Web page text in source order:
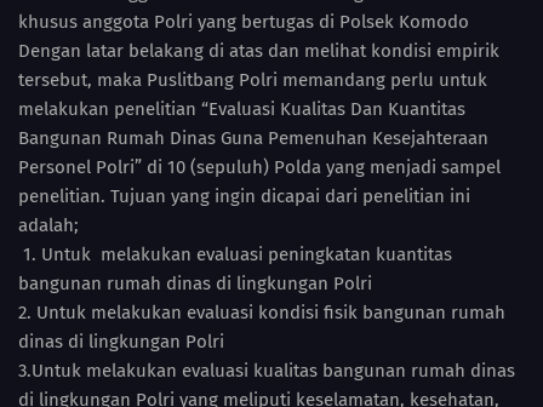
khusus anggota Polri yang bertugas di Polsek Komodo
Dengan latar belakang di atas dan melihat kondisi empirik
tersebut, maka Puslitbang Polri memandang perlu untuk
melakukan penelitian “Evaluasi Kualitas Dan Kuantitas
Bangunan Rumah Dinas Guna Pemenuhan Kesejahteraan
Personel Polri” di 10 (sepuluh) Polda yang menjadi sampel
penelitian. Tujuan yang ingin dicapai dari penelitian ini
adalah;
1. Untuk melakukan evaluasi peningkatan kuantitas
bangunan rumah dinas di lingkungan Polri
2. Untuk melakukan evaluasi kondisi fisik bangunan rumah
dinas di lingkungan Polri
3.Untuk melakukan evaluasi kualitas bangunan rumah dinas
di lingkungan Polri yang meliputi keselamatan, kesehatan,